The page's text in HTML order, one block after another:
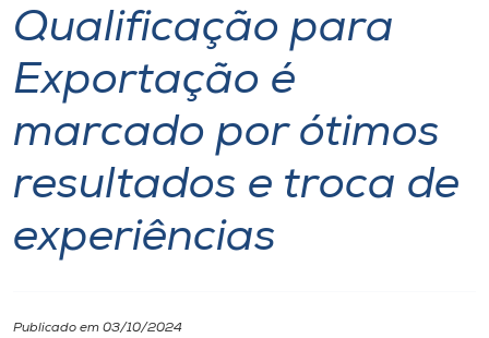
Atendimento ao Estudante
Portal de Ensino
Unoesc
Internacionalização
Qualificação para
Exportação é
marcado por ótimos
resultados e troca de
experiências
Publicado em 03/10/2024